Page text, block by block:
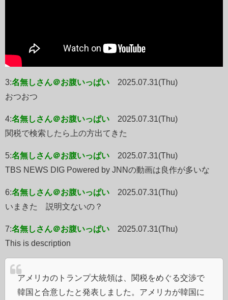
3:名無しさん＠お腹いっぱい
2025.07.31(Thu)
おつおつ
4:名無しさん＠お腹いっぱい
2025.07.31(Thu)
関税で検索したら上の方出てきた
5:名無しさん＠お腹いっぱい
2025.07.31(Thu)
TBS NEWS DIG Powered by JNNの動画は良作が多いな
6:名無しさん＠お腹いっぱい
2025.07.31(Thu)
いまきた 説明文ないの？
7:名無しさん＠お腹いっぱい
2025.07.31(Thu)
This is description
アメリカのトランプ大統領は、関税をめぐる交渉で
韓国と合意したと発表しました。アメリカが韓国に